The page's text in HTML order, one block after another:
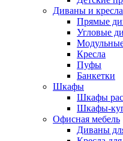
Диваны и кресла
Прямые
Угловые
Кресла
Пуфы
Банкетки
Шкафы
Шкафы
Шкафы-
Офисная мебель
Диваны